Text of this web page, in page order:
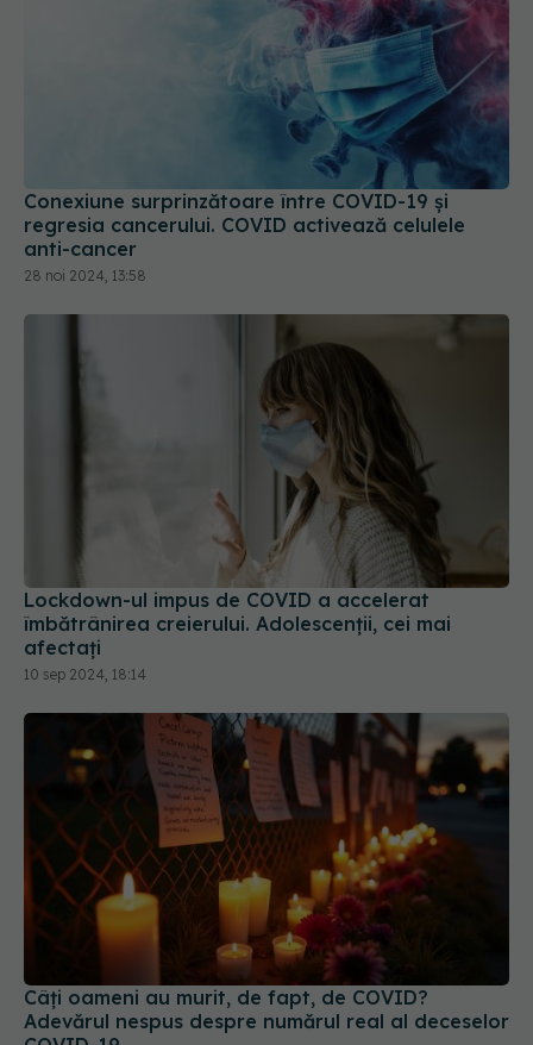
Conexiune surprinzătoare între COVID-19 și
regresia cancerului. COVID activează celulele
anti-cancer
28 noi 2024, 13:58
Lockdown-ul impus de COVID a accelerat
îmbătrânirea creierului. Adolescenții, cei mai
afectați
10 sep 2024, 18:14
Câți oameni au murit, de fapt, de COVID?
Adevărul nespus despre numărul real al deceselor